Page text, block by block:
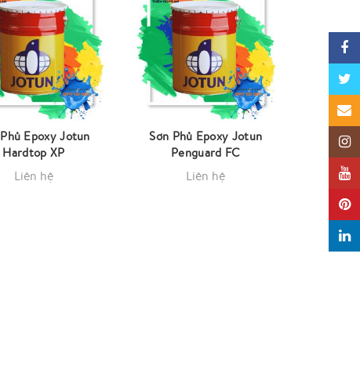
Epoxy Jotun
Hardtop XP
Liên hệ
Sơn Phủ Epoxy Jotun
Penguard FC
Liên hệ
Twitter
Email